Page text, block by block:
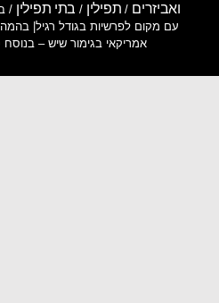
ואביזרים / תפילין / בתי תפילין
עם מקום לפרשיות בגודל רגיל| בהמה
אמריקאי בגימור שיש – בנוסח